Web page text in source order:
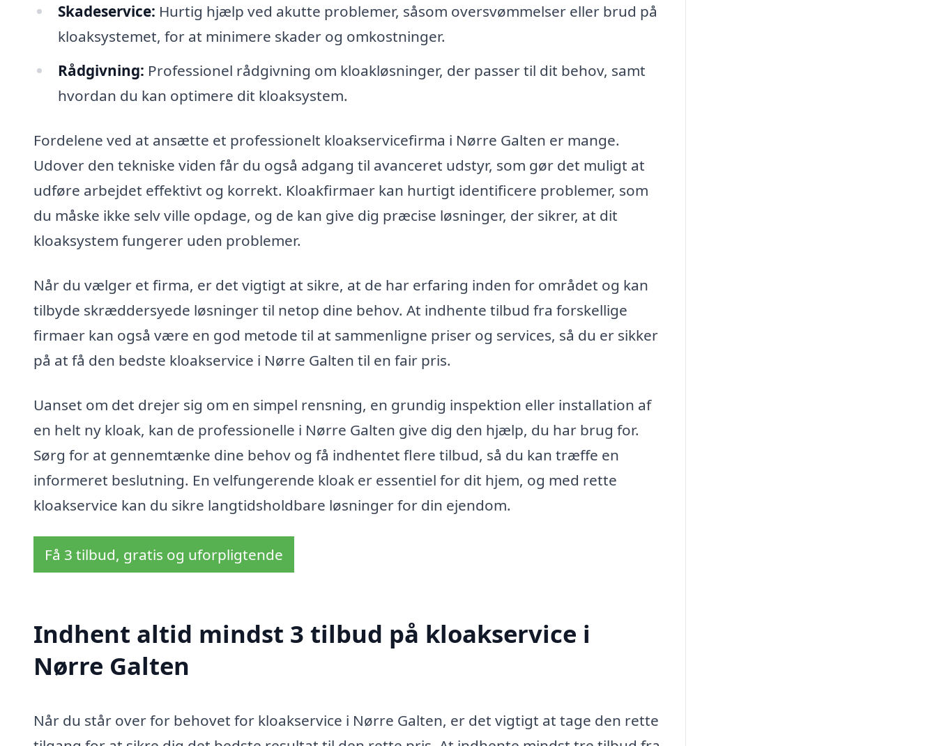
Skadeservice: Hurtig hjælp ved akutte problemer, såsom oversvømmelser eller brud på
kloaksystemet, for at minimere skader og omkostninger.
Rådgivning: Professionel rådgivning om kloakløsninger, der passer til dit behov, samt
hvordan du kan optimere dit kloaksystem.
Fordelene ved at ansætte et professionelt kloakservicefirma i Nørre Galten er mange.
Udover den tekniske viden får du også adgang til avanceret udstyr, som gør det muligt at
udføre arbejdet effektivt og korrekt. Kloakfirmaer kan hurtigt identificere problemer, som
du måske ikke selv ville opdage, og de kan give dig præcise løsninger, der sikrer, at dit
kloaksystem fungerer uden problemer.
Når du vælger et firma, er det vigtigt at sikre, at de har erfaring inden for området og kan
tilbyde skræddersyede løsninger til netop dine behov. At indhente tilbud fra forskellige
firmaer kan også være en god metode til at sammenligne priser og services, så du er sikker
på at få den bedste kloakservice i Nørre Galten til en fair pris.
Uanset om det drejer sig om en simpel rensning, en grundig inspektion eller installation af
en helt ny kloak, kan de professionelle i Nørre Galten give dig den hjælp, du har brug for.
Sørg for at gennemtænke dine behov og få indhentet flere tilbud, så du kan træffe en
informeret beslutning. En velfungerende kloak er essentiel for dit hjem, og med rette
kloakservice kan du sikre langtidsholdbare løsninger for din ejendom.
Få 3 tilbud, gratis og uforpligtende
Indhent altid mindst 3 tilbud på kloakservice i
Nørre Galten
Når du står over for behovet for kloakservice i Nørre Galten, er det vigtigt at tage den rette